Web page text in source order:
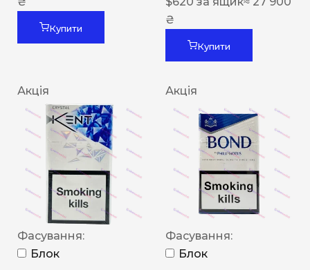
Купити
₴
Купити
Акція
Фасування:
Блок
Акція
Фасування:
Блок